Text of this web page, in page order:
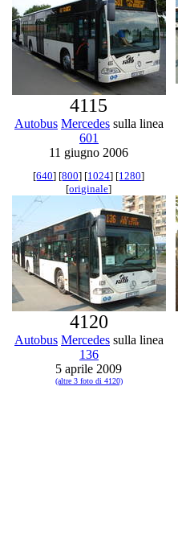
4115
Autobus Mercedes sulla linea
601
11 giugno 2006
[640] [800] [1024] [1280]
[originale]
4120
Autobus Mercedes sulla linea
136
5 aprile 2009
(altre 3 foto di 4120)